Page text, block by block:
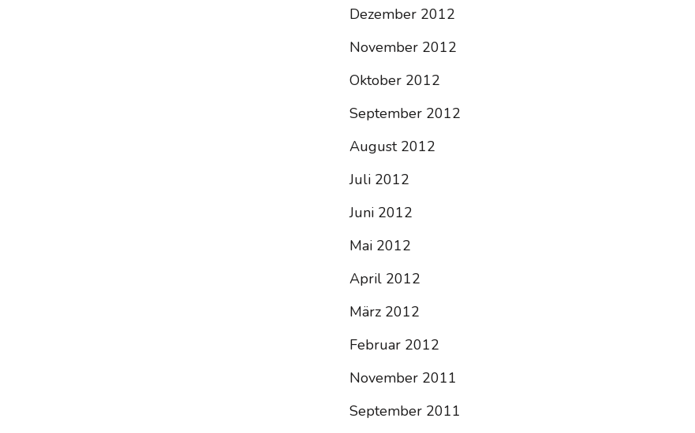
Dezember 2012
November 2012
Oktober 2012
September 2012
August 2012
Juli 2012
Juni 2012
Mai 2012
April 2012
März 2012
Februar 2012
November 2011
September 2011